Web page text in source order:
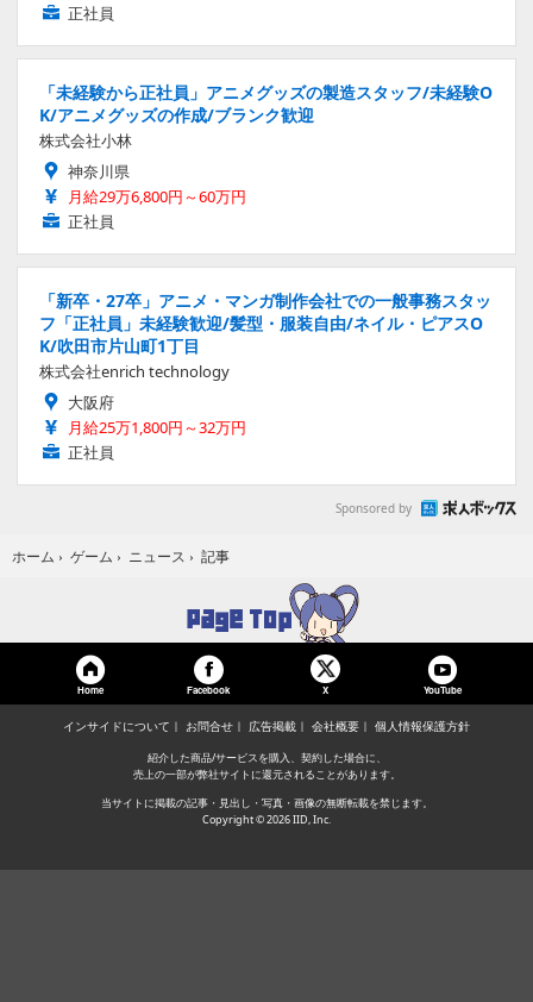
正社員
「未経験から正社員」アニメグッズの製造スタッフ/未経験O
K/アニメグッズの作成/ブランク歓迎
株式会社小林
神奈川県
月給29万6,800円～60万円
正社員
「新卒・27卒」アニメ・マンガ制作会社での一般事務スタッ
フ「正社員」未経験歓迎/髪型・服装自由/ネイル・ピアスO
K/吹田市片山町1丁目
株式会社enrich technology
大阪府
月給25万1,800円～32万円
正社員
Sponsored by
ホーム › ゲーム › ニュース › 記事
Home Facebook X YouTube
インサイドについて お問合せ 広告掲載 会社概要 個人情報保護方針
紹介した商品/サービスを購入、契約した場合に、
売上の一部が弊社サイトに還元されることがあります。
当サイトに掲載の記事・見出し・写真・画像の無断転載を禁じます。
Copyright © 2026 IID, Inc.